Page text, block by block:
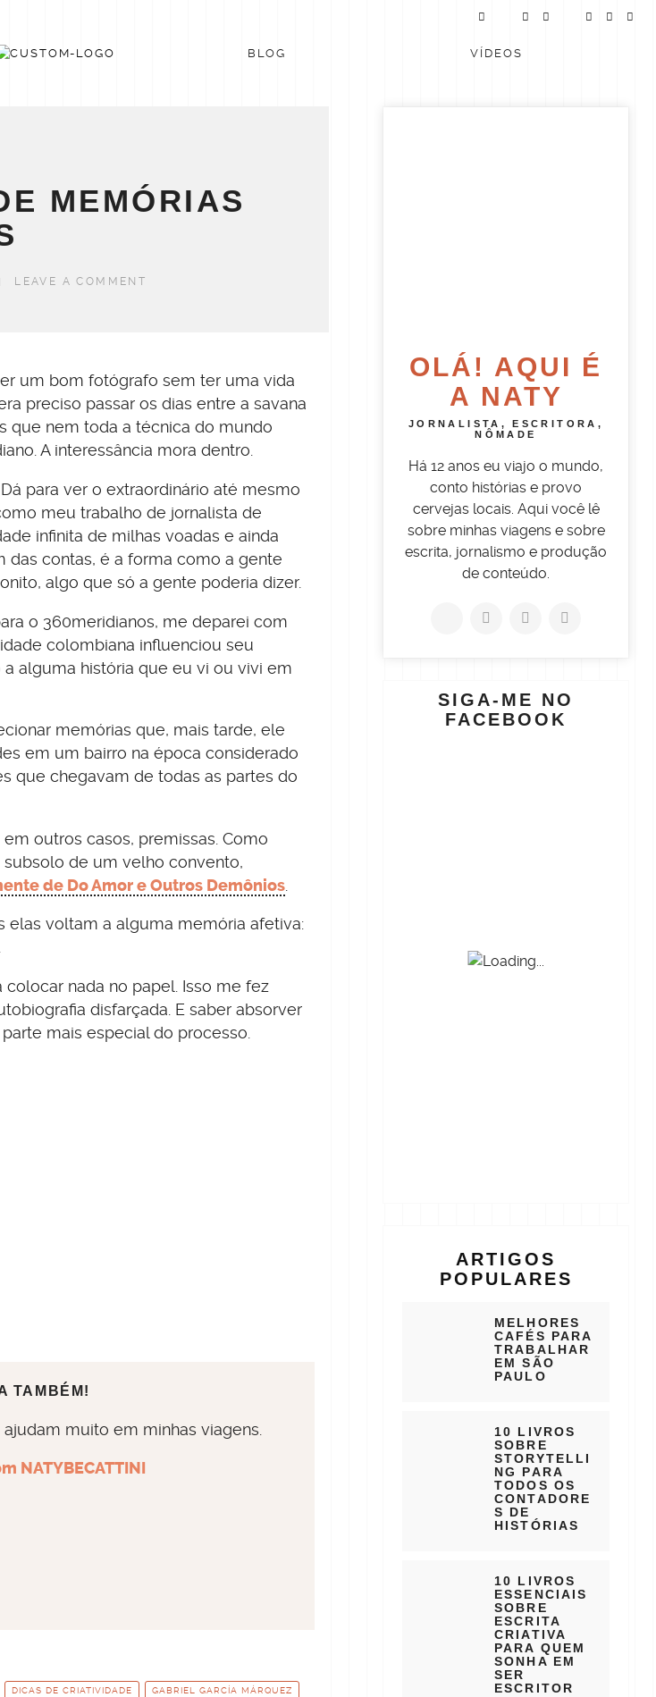
BLOG VÍDEOS
MEMÓRIAS
LEAVE A COMMENT
um bom fotógrafo sem ter uma vida
preciso passar os dias entre a savana
que nem toda a técnica do mundo
A interessância mora dentro.
para ver o extraordinário até mesmo
meu trabalho de jornalista de
infinita de milhas voadas e ainda
das contas, é a forma como a gente
algo que só a gente poderia dizer.
o 360meridianos, me deparei com
colombiana influenciou seu
alguma história que eu vi ou vivi em
memórias que, mais tarde, ele
em um bairro na época considerado
que chegavam de todas as partes do
outros casos, premissas. Como
de um velho convento,
de Do Amor e Outros Demônios
elas voltam a alguma memória afetiva:
nada no papel. Isso me fez
disfarçada. E saber absorver
mais especial do processo.
TAMBÉM!
muito em minhas viagens.
NATYBECATTINI
DICAS DE CRIATIVIDADE GABRIEL GARCÍA MÁRQUEZ
OLÁ! AQUI É
A NATY
JORNALISTA, ESCRITORA,
NÔMADE
Há 12 anos eu viajo o mundo,
conto histórias e provo
cervejas locais. Aqui você lê
sobre minhas viagens e sobre
escrita, jornalismo e produção
de conteúdo.
SIGA-ME NO
FACEBOOK
ARTIGOS
POPULARES
MELHORES
CAFÉS PARA
TRABALHAR
EM SÃO
PAULO
10 LIVROS
SOBRE
STORYTELLI
NG PARA
TODOS OS
CONTADORE
S DE
HISTÓRIAS
10 LIVROS
ESSENCIAIS
SOBRE
ESCRITA
CRIATIVA
PARA QUEM
SONHA EM
SER
ESCRITOR